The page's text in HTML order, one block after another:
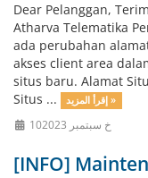
Dear Pelanggan,
Atharva Telematika
ada perubahan
akses client area
situs baru. Alamat
Situs ...
إقرأ المزيد »
10خ سبتمبر 2023
[INFO]